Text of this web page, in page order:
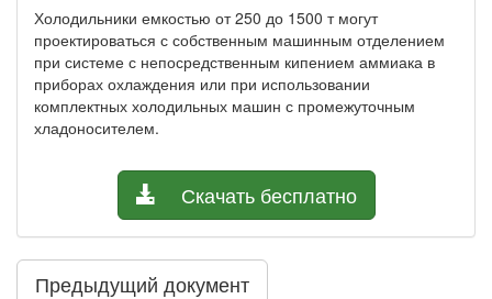
Холодильники емкостью от 250 до 1500 т могут
проектироваться с собственным машинным отделением
при системе с непосредственным кипением аммиака в
приборах охлаждения или при использовании
комплектных холодильных машин с промежуточным
хладоносителем.
Скачать бесплатно
Предыдущий документ